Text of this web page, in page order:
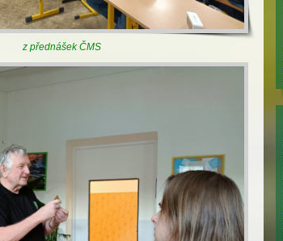
z přednášek ČMS